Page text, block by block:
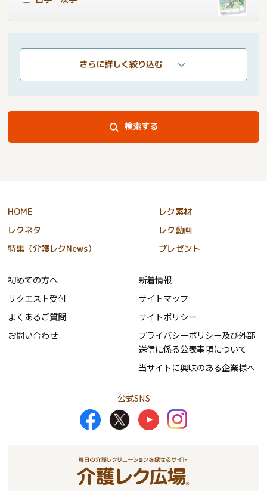
さらに詳しく絞り込む
検索する
HOME
レク素材
レクネタ
レク動画
特集（介護レクNews）
プレゼント
初めての方へ
リクエスト受付
よくあるご質問
お問い合わせ
新着情報
サイトマップ
サイトポリシー
プライバシーポリシー及び外部
送信に係る公表事項について
当サイトに興味のある企業様へ
公式SNS